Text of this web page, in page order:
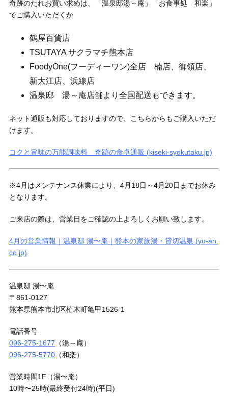
奇跡のたれお買い求めは、「温泉邸湯～庵」「お食事処 和楽」
でご購入いただくか
鶴屋百貨店
TSUTAYA サクラマチ熊本店
FoodyOne(フーディーワン)全店 楠店、御領店、
新大江店、浜線店
温泉邸 湯～庵店舗より全国配送もできます。
ネット通販も対応しておりますので、こちらからもご購入いただ
けます。
コクと旨味の万能調味料 奇跡の食卓通販 (kiseki-syokutaku.jp)
※4月はメンテナンス休業により、4月18日～4月20日までお休み
となります。
ご来店の際は、営業日をご確認の上よろしくお願い致します。
4月の営業情報｜温泉邸 湯〜庵｜熊本の家族湯・貸切温泉 (yu-an.
co.jp)
温泉邸 湯〜庵
〒861-0127
熊本県熊本市北区植木町亀甲1526-1
電話番号
096-275-1677 （湯～庵）
096-275-5770（和楽）
営業時間1F（湯〜庵）
10時〜25時(最終受付24時)(平日)